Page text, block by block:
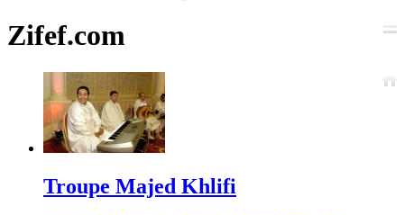
Zifef.com
Troupe Majed Khlifi